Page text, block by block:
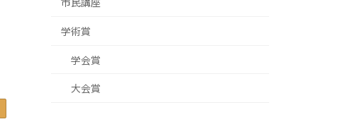
市民講座
学術賞
学会賞
大会賞